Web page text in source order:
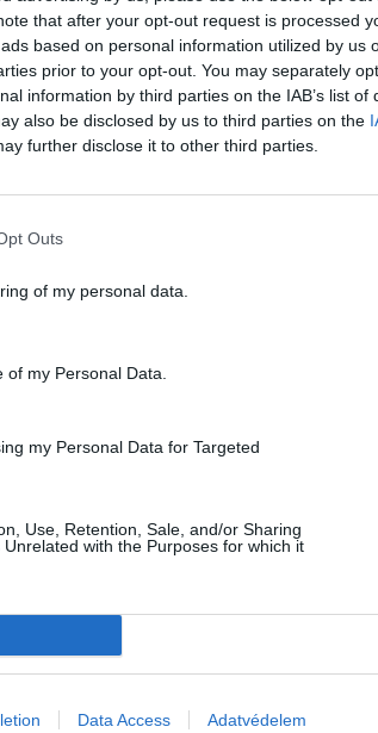
that after your opt-out request is processed
based on personal information utilized by us
prior to your opt-out. You may separately
information by third parties on the IAB’s list of
also be disclosed by us to third parties on the
further disclose it to other third parties.
Outs
of my personal data.
my Personal Data.
my Personal Data for Targeted
Use, Retention, Sale, and/or Sharing
with the Purposes for which it
Data Access Adatvédelem